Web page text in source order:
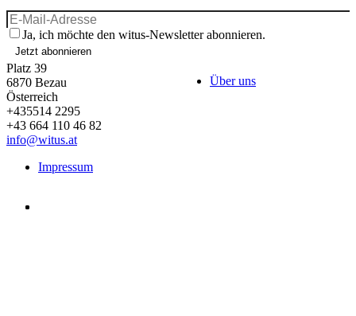
Ja, ich möchte den witus-Newsletter abonnieren.
Jetzt abonnieren
Platz 39
6870 Bezau
Österreich
+435514 2295
+43 664 110 46 82
info@witus.at
Über uns
Impressum